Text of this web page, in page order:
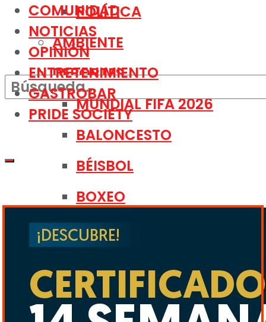
POLÍTICA
AMBIENTE
DEPORTES
MUNDIAL FIFA 2026
BALONCESTO
BÉISBOL
BOXEO
FÚTBOL SOCCER
LIGA ATLÉTICA
Sin resultados
Ver todos los resultados
COMUNIDAD
NOTICIAS
OPINIÓN
ENTRETENIMIENTO
GASTROBAR
PRIDE SOCIETY